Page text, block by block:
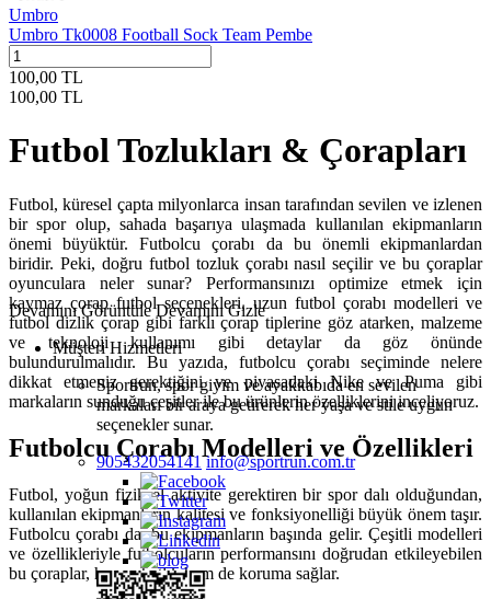
Umbro
Umbro Tk0008 Football Sock Team Pembe
100,00 TL
100,00 TL
Futbol Tozlukları & Çorapları
Futbol, küresel çapta milyonlarca insan tarafından sevilen ve izlenen
bir spor olup, sahada başarıya ulaşmada kullanılan ekipmanların
önemi büyüktür. Futbolcu çorabı da bu önemli ekipmanlardan
biridir. Peki, doğru futbol tozluk çorabı nasıl seçilir ve bu çoraplar
oyunculara neler sunar? Performansınızı optimize etmek için
kaymaz çorap futbol seçenekleri, uzun futbol çorabı modelleri ve
futbol dizlik çorap gibi farklı çorap tiplerine göz atarken, malzeme
ve teknoloji kullanımı gibi detaylar da göz önünde
bulundurulmalıdır. Bu yazıda, futbolcu çorabı seçiminde nelere
dikkat etmeniz gerektiğini ve piyasadaki Nike ve Puma gibi
markaların sunduğu çeşitler ile bu ürünlerin özelliklerini inceliyoruz.
Futbolcu Çorabı Modelleri ve Özellikleri
Futbol, yoğun fiziksel aktivite gerektiren bir spor dalı olduğundan,
kullanılan ekipmanların kalitesi ve fonksiyonelliği büyük önem taşır.
Futbolcu çorabı da, bu ekipmanların başında gelir. Çeşitli modelleri
ve özellikleriyle futbolcuların performansını doğrudan etkileyebilen
bu çoraplar, hem rahatlık hem de koruma sağlar.
Devamını Görüntüle Devamını Gizle
Müşteri Hizmetleri
Sportrun, spor giyim ve ayakkabıda en sevilen
markaları bir araya getirerek her yaşa ve stile uygun
seçenekler sunar.
905432054141 info@sportrun.com.tr